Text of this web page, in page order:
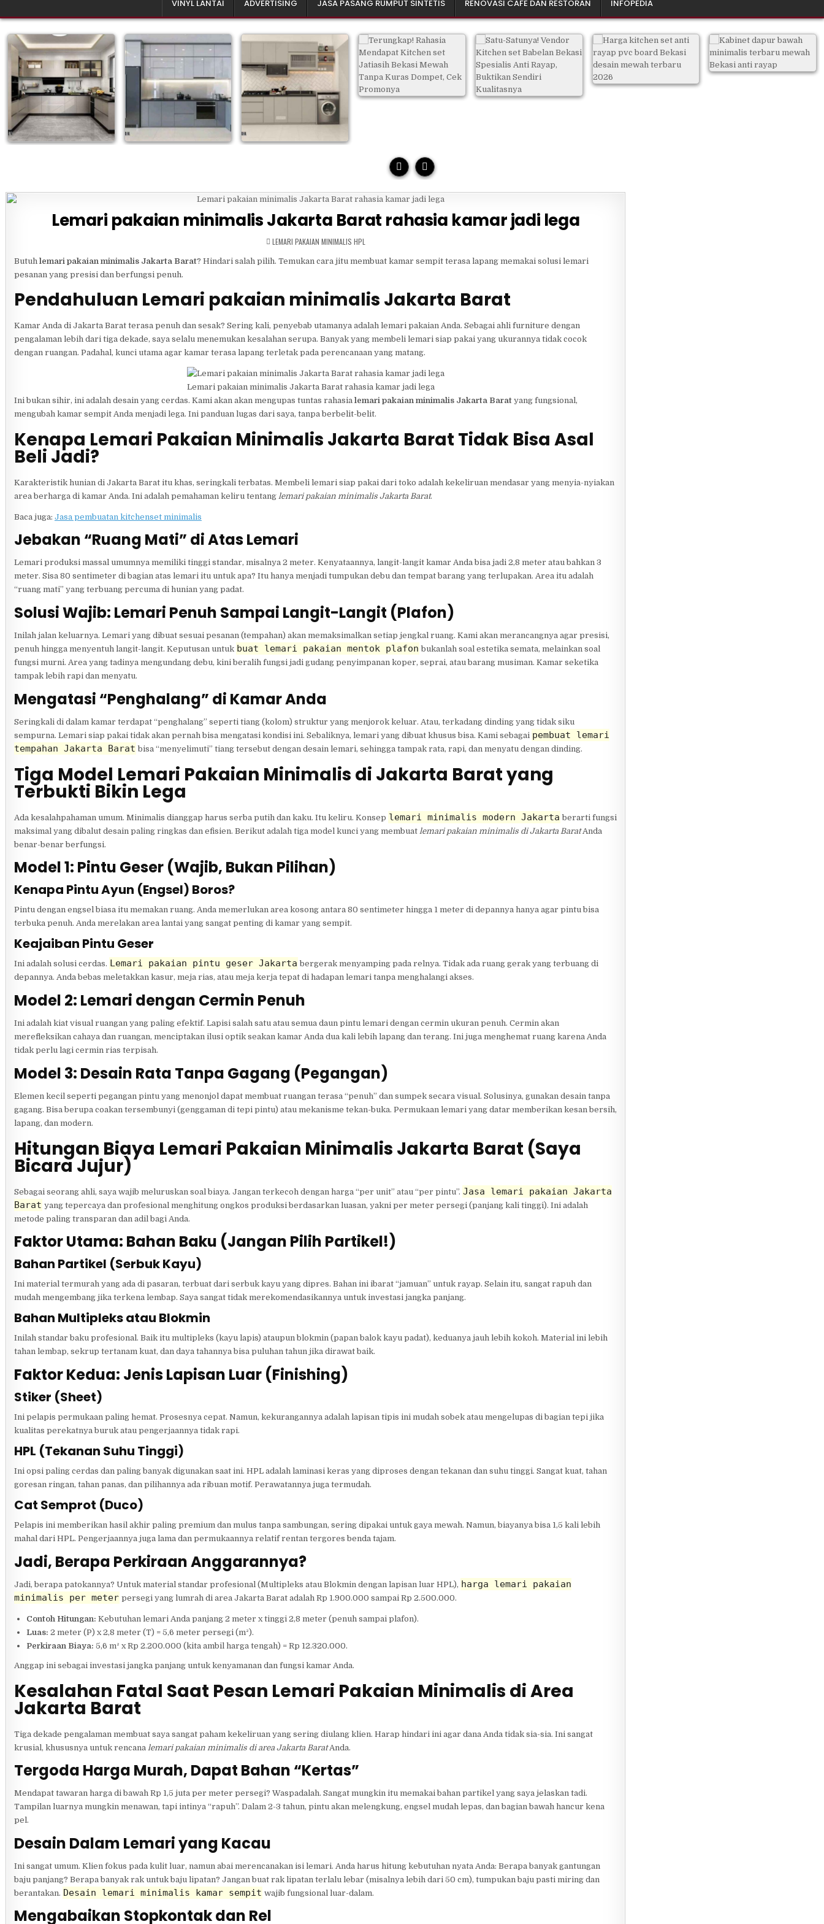
VINYL LANTAI ADVERTISING JASA PASANG RUMPUT SINTETIS RENOVASI CAFE DAN RESTORAN INFOPEDIA
Lemari pakaian minimalis Jakarta Barat rahasia kamar jadi lega
POSTED
IN
LEMARI PAKAIAN MINIMALIS HPL
Butuh lemari pakaian minimalis Jakarta Barat? Hindari salah pilih. Temukan cara jitu membuat kamar sempit terasa lapang memakai solusi lemari
pesanan yang presisi dan berfungsi penuh.
Pendahuluan Lemari pakaian minimalis Jakarta Barat
Kamar Anda di Jakarta Barat terasa penuh dan sesak? Sering kali, penyebab utamanya adalah lemari pakaian Anda. Sebagai ahli furniture dengan
pengalaman lebih dari tiga dekade, saya selalu menemukan kesalahan serupa. Banyak yang membeli lemari siap pakai yang ukurannya tidak cocok
dengan ruangan. Padahal, kunci utama agar kamar terasa lapang terletak pada perencanaan yang matang.
Lemari pakaian minimalis Jakarta Barat rahasia kamar jadi lega
Ini bukan sihir, ini adalah desain yang cerdas. Kami akan akan mengupas tuntas rahasia lemari pakaian minimalis Jakarta Baratyang fungsional,
mengubah kamar sempit Anda menjadi lega. Ini panduan lugas dari saya, tanpa berbelit-belit.
Kenapa Lemari Pakaian Minimalis Jakarta Barat Tidak Bisa Asal
Beli Jadi?
Karakteristik hunian di Jakarta Barat itu khas, seringkali terbatas. Membeli lemari siap pakai dari toko adalah kekeliruan mendasar yang menyia-nyiakan
area berharga di kamar Anda. Ini adalah pemahaman keliru tentang lemari pakaian minimalis Jakarta Barat.
Baca juga: Jasa pembuatan kitchenset minimalis
Jebakan “Ruang Mati” di Atas Lemari
Lemari produksi massal umumnya memiliki tinggi standar, misalnya 2 meter. Kenyataannya, langit-langit kamar Anda bisa jadi 2,8 meter atau bahkan 3
meter. Sisa 80 sentimeter di bagian atas lemari itu untuk apa? Itu hanya menjadi tumpukan debu dan tempat barang yang terlupakan. Area itu adalah
“ruang mati” yang terbuang percuma di hunian yang padat.
Solusi Wajib: Lemari Penuh Sampai Langit-Langit (Plafon)
Inilah jalan keluarnya. Lemari yang dibuat sesuai pesanan (tempahan) akan memaksimalkan setiap jengkal ruang. Kami akan merancangnya agar presisi,
penuh hingga menyentuh langit-langit. Keputusan untuk buat lemari pakaian mentok plafon bukanlah soal estetika semata, melainkan soal
fungsi murni. Area yang tadinya mengundang debu, kini beralih fungsi jadi gudang penyimpanan koper, seprai, atau barang musiman. Kamar seketika
tampak lebih rapi dan menyatu.
Mengatasi “Penghalang” di Kamar Anda
Seringkali di dalam kamar terdapat “penghalang” seperti tiang (kolom) struktur yang menjorok keluar. Atau, terkadang dinding yang tidak siku
sempurna. Lemari siap pakai tidak akan pernah bisa mengatasi kondisi ini. Sebaliknya, lemari yang dibuat khusus bisa. Kami sebagai pembuat lemari
tempahan Jakarta Barat bisa “menyelimuti” tiang tersebut dengan desain lemari, sehingga tampak rata, rapi, dan menyatu dengan dinding.
Tiga Model Lemari Pakaian Minimalis di Jakarta Barat yang
Terbukti Bikin Lega
Ada kesalahpahaman umum. Minimalis dianggap harus serba putih dan kaku. Itu keliru. Konsep lemari minimalis modern Jakarta berarti fungsi
maksimal yang dibalut desain paling ringkas dan efisien. Berikut adalah tiga model kunci yang membuat lemari pakaian minimalis di Jakarta BaratAnda
benar-benar berfungsi.
Model 1: Pintu Geser (Wajib, Bukan Pilihan)
Kenapa Pintu Ayun (Engsel) Boros?
Pintu dengan engsel biasa itu memakan ruang. Anda memerlukan area kosong antara 80 sentimeter hingga 1 meter di depannya hanya agar pintu bisa
terbuka penuh. Anda merelakan area lantai yang sangat penting di kamar yang sempit.
Keajaiban Pintu Geser
Ini adalah solusi cerdas. Lemari pakaian pintu geser Jakarta bergerak menyamping pada relnya. Tidak ada ruang gerak yang terbuang di
depannya. Anda bebas meletakkan kasur, meja rias, atau meja kerja tepat di hadapan lemari tanpa menghalangi akses.
Model 2: Lemari dengan Cermin Penuh
Ini adalah kiat visual ruangan yang paling efektif. Lapisi salah satu atau semua daun pintu lemari dengan cermin ukuran penuh. Cermin akan
merefleksikan cahaya dan ruangan, menciptakan ilusi optik seakan kamar Anda dua kali lebih lapang dan terang. Ini juga menghemat ruang karena Anda
tidak perlu lagi cermin rias terpisah.
Model 3: Desain Rata Tanpa Gagang (Pegangan)
Elemen kecil seperti pegangan pintu yang menonjol dapat membuat ruangan terasa “penuh” dan sumpek secara visual. Solusinya, gunakan desain tanpa
gagang. Bisa berupa coakan tersembunyi (genggaman di tepi pintu) atau mekanisme tekan-buka. Permukaan lemari yang datar memberikan kesan bersih,
lapang, dan modern.
Hitungan Biaya Lemari Pakaian Minimalis Jakarta Barat (Saya
Bicara Jujur)
Sebagai seorang ahli, saya wajib meluruskan soal biaya. Jangan terkecoh dengan harga “per unit” atau “per pintu”. Jasa lemari pakaian Jakarta
Barat yang tepercaya dan profesional menghitung ongkos produksi berdasarkan luasan, yakni per meter persegi (panjang kali tinggi). Ini adalah
metode paling transparan dan adil bagi Anda.
Faktor Utama: Bahan Baku (Jangan Pilih Partikel!)
Bahan Partikel (Serbuk Kayu)
Ini material termurah yang ada di pasaran, terbuat dari serbuk kayu yang dipres. Bahan ini ibarat “jamuan” untuk rayap. Selain itu, sangat rapuh dan
mudah mengembang jika terkena lembap. Saya sangat tidak merekomendasikannya untuk investasi jangka panjang.
Bahan Multipleks atau Blokmin
Inilah standar baku profesional. Baik itu multipleks (kayu lapis) ataupun blokmin (papan balok kayu padat), keduanya jauh lebih kokoh. Material ini lebih
tahan lembap, sekrup tertanam kuat, dan daya tahannya bisa puluhan tahun jika dirawat baik.
Faktor Kedua: Jenis Lapisan Luar (Finishing)
Stiker (Sheet)
Ini pelapis permukaan paling hemat. Prosesnya cepat. Namun, kekurangannya adalah lapisan tipis ini mudah sobek atau mengelupas di bagian tepi jika
kualitas perekatnya buruk atau pengerjaannya tidak rapi.
HPL (Tekanan Suhu Tinggi)
Ini opsi paling cerdas dan paling banyak digunakan saat ini. HPL adalah laminasi keras yang diproses dengan tekanan dan suhu tinggi. Sangat kuat, tahan
goresan ringan, tahan panas, dan pilihannya ada ribuan motif. Perawatannya juga termudah.
Cat Semprot (Duco)
Pelapis ini memberikan hasil akhir paling premium dan mulus tanpa sambungan, sering dipakai untuk gaya mewah. Namun, biayanya bisa 1,5 kali lebih
mahal dari HPL. Pengerjaannya juga lama dan permukaannya relatif rentan tergores benda tajam.
Jadi, Berapa Perkiraan Anggarannya?
Jadi, berapa patokannya? Untuk material standar profesional (Multipleks atau Blokmin dengan lapisan luar HPL), harga lemari pakaian
minimalis per meter persegi yang lumrah di area Jakarta Barat adalah Rp 1.900.000 sampai Rp 2.500.000.
Contoh Hitungan: Kebutuhan lemari Anda panjang 2 meter x tinggi 2,8 meter (penuh sampai plafon).
Luas: 2 meter (P) x 2,8 meter (T) = 5,6 meter persegi (m²).
Perkiraan Biaya: 5,6 m² x Rp 2.200.000 (kita ambil harga tengah) = Rp 12.320.000.
Anggap ini sebagai investasi jangka panjang untuk kenyamanan dan fungsi kamar Anda.
Kesalahan Fatal Saat Pesan Lemari Pakaian Minimalis di Area
Jakarta Barat
Tiga dekade pengalaman membuat saya sangat paham kekeliruan yang sering diulang klien. Harap hindari ini agar dana Anda tidak sia-sia. Ini sangat
krusial, khususnya untuk rencana lemari pakaian minimalis di area Jakarta BaratAnda.
Tergoda Harga Murah, Dapat Bahan “Kertas”
Mendapat tawaran harga di bawah Rp 1,5 juta per meter persegi? Waspadalah. Sangat mungkin itu memakai bahan partikel yang saya jelaskan tadi.
Tampilan luarnya mungkin menawan, tapi intinya “rapuh”. Dalam 2-3 tahun, pintu akan melengkung, engsel mudah lepas, dan bagian bawah hancur kena
pel.
Desain Dalam Lemari yang Kacau
Ini sangat umum. Klien fokus pada kulit luar, namun abai merencanakan isi lemari. Anda harus hitung kebutuhan nyata Anda: Berapa banyak gantungan
baju panjang? Berapa banyak rak untuk baju lipatan? Jangan buat rak lipatan terlalu lebar (misalnya lebih dari 50 cm), tumpukan baju pasti miring dan
berantakan. Desain lemari minimalis kamar sempit wajib fungsional luar-dalam.
Mengabaikan Stopkontak dan Rel